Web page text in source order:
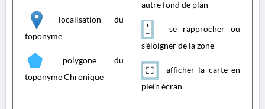
localisation du
toponyme
polygone du
toponyme Chronique
autre fond de plan
se rapprocher ou
s'éloigner de la zone
afficher la carte en
plein écran